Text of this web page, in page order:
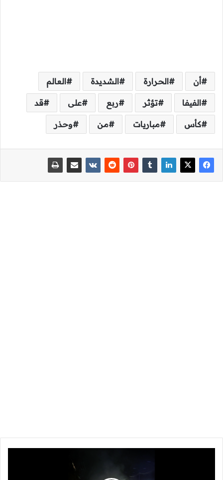
أن الحرارة الشديدة العالم
الفيفا تؤثر ربع على قد
كأس مباريات من وحذر